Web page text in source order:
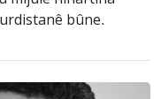
bûne.